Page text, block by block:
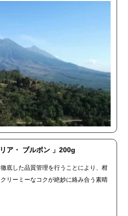
ア・ ブルボン 」200g
底した品質管理を行うことにより、柑
リーミーなコクが絶妙に絡み合う素晴